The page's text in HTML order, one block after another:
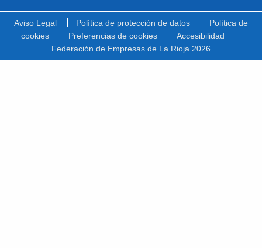
Aviso Legal Política de protección de datos
Política de
cookies
Preferencias de cookies
Accesibilidad
Federación de Empresas de La Rioja 2026